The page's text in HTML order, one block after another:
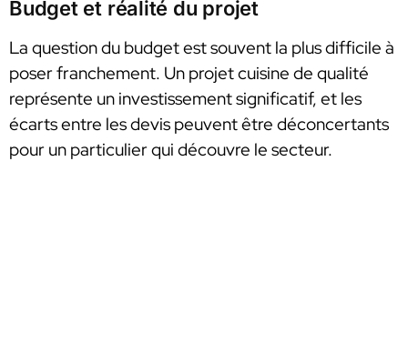
Budget et réalité du projet
La question du budget est souvent la plus difficile à
poser franchement. Un projet cuisine de qualité
représente un investissement significatif, et les
écarts entre les devis peuvent être déconcertants
pour un particulier qui découvre le secteur.